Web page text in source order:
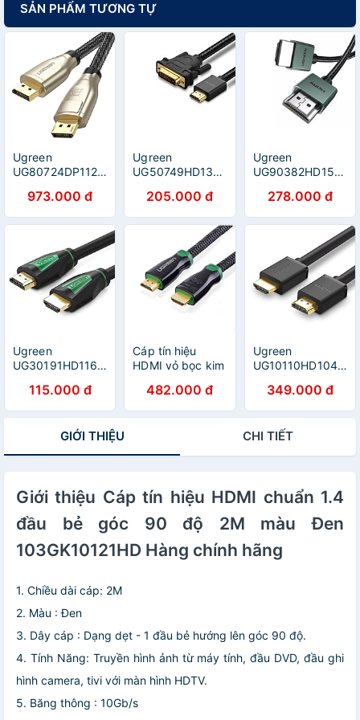
SẢN PHẨM TƯƠNG TỰ
Ugreen
UG80724DP112TK
60Hz 4K 144Hz
Cáp DisplayPort
chuẩn 1.4 đầu
mạ vàng - HÀNG
CHÍNH HÃNG
973.000 đ
Ugreen
UG50749HD133TK
dvi bện chống
nhiễu - HÀNG
CHÍNH HÃNG
205.000 đ
Ugreen
UG90382HD155TK
HDMI chuẩn 2.1
bọc nhôm, bện
dù - HÀNG
CHÍNH HÃNG
278.000 đ
Ugreen
UG30191HD116TK
tín hiệu HDMI
chuẩn 1.4 hỗ trợ
- HÀNG CHÍNH
HÃNG
115.000 đ
Cáp tín hiệu
HDMI vỏ bọc kim
4K2K dài 8M
màu đen
Hàng chính hãng
482.000 đ
Ugreen
UG10110HD104TK
Cáp tín hiệu
HDMI chuẩn 1.4
4K * 2K - HÀNG
349.000 đ
GIỚI THIỆU CHI TIẾT
Giới thiệu Cáp tín hiệu HDMI chuẩn 1.4
đầu bẻ góc 90 độ 2M màu Đen
103GK10121HD Hàng chính hãng
1. Chiều dài cáp: 2M
2. Màu : Đen
3. Dây cáp : Dạng dẹt - 1 đầu bẻ hướng lên góc 90 độ.
4. Tính Năng: Truyền hình ảnh từ máy tính, đầu DVD, đầu ghi
hình camera, tivi với màn hình HDTV.
5. Băng thông : 10Gb/s